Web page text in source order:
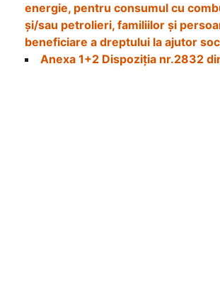
energie, pentru consumul cu
și/sau petrolieri, familiilor și
beneficiare a dreptului la ajutor
Anexa 1+2 Dispoziția nr.2832